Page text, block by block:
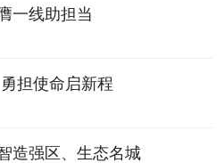
一线助担当
担使命启新程
造强区、生态名城